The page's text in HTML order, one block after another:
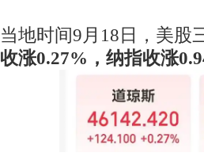
当地时间9月18日，美股
收涨0.27%，纳指收涨